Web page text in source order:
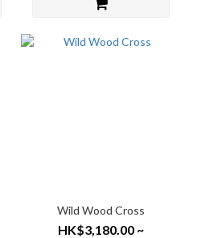
Wild Wood Cross
HK$3,180.00 ~